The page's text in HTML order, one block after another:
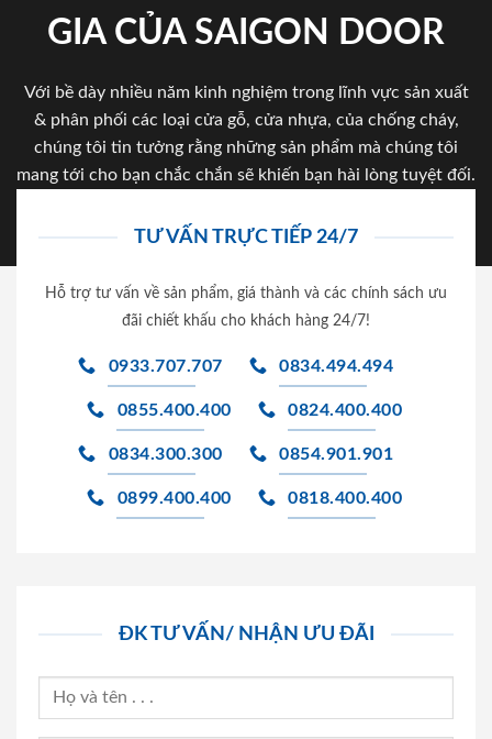
GIA CỦA SAIGON DOOR
Với bề dày nhiều năm kinh nghiệm trong lĩnh vực sản xuất
& phân phối các loại cửa gỗ, cửa nhựa, của chống cháy,
chúng tôi tin tưởng rằng những sản phẩm mà chúng tôi
mang tới cho bạn chắc chắn sẽ khiến bạn hài lòng tuyệt đối.
TƯ VẤN TRỰC TIẾP 24/7
Hỗ trợ tư vấn về sản phẩm, giá thành và các chính sách ưu
đãi chiết khấu cho khách hàng 24/7!
0933.707.707 0834.494.494
0855.400.400 0824.400.400
0834.300.300 0854.901.901
0899.400.400 0818.400.400
ĐK TƯ VẤN/ NHẬN ƯU ĐÃI